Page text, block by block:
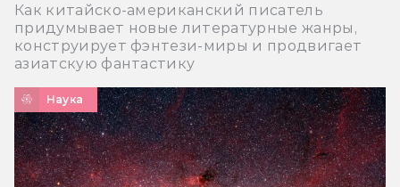
Как китайско-американский писатель
придумывает новые литературные жанры,
конструирует фэнтези-миры и продвигает
азиатскую фантастику
Наука